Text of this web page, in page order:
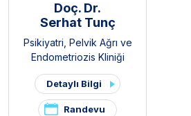
Doç. Dr.
Serhat Tunç
Psikiyatri Pelvik Ağrı ve
Endometriozis Kliniği
Detaylı Bilgi
Randevu